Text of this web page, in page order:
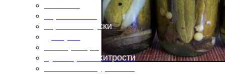
Горячие закуски
Кулинарные хитрости